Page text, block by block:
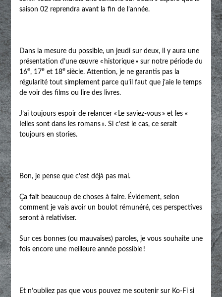
saison 02 reprendra avant la fin de l’année.
Dans la mesure du possible, un jeudi sur deux, il y aura une
présentation d’une œuvre « historique » sur notre période du
16e, 17eet 18e siècle. Attention, je ne garantis pas la
régularité tout simplement parce qu’il faut que j’aie le temps
de voir des films ou lire des livres.
J’ai toujours espoir de relancer « Le saviez-vous » et les «
Ielles sont dans les romans ». Si c’est le cas, ce serait
toujours en stories.
Bon, je pense que c’est déjà pas mal.
Ça fait beaucoup de choses à faire. Évidement, selon
comment je vais avoir un boulot rémunéré, ces perspectives
seront à relativiser.
Sur ces bonnes (ou mauvaises) paroles, je vous souhaite une
fois encore une meilleure année possible !
Et n’oubliez pas que vous pouvez me soutenir sur Ko-Fi si